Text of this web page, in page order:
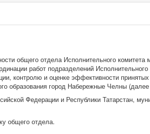
общего отдела Исполнительного комитета
работ подразделений
контролю и оценке эффективности
образования город Набережные Челны
Федерации и Республики Татарстан,
общего отдела.